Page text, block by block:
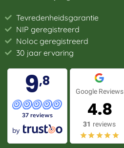
Tevredenheidsgarantie
NIP geregistreerd
Noloc geregistreerd
30 jaar ervaring
9,8
37 reviews
by
Google Reviews
4.8
31 reviews